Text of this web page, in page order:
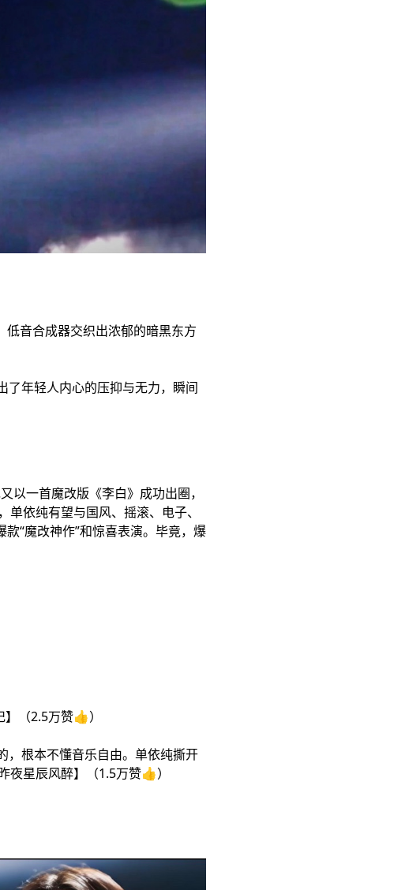
低音合成器交织出浓郁的暗黑东方
了年轻人内心的压抑与无力，瞬间
以一首魔改版《李白》成功出圈，
依纯有望与国风、摇滚、电子、
“魔改神作”和惊喜表演。毕竟，爆
（2.5万赞👍）
，根本不懂音乐自由。单依纯撕开
星辰风醉】（1.5万赞👍）